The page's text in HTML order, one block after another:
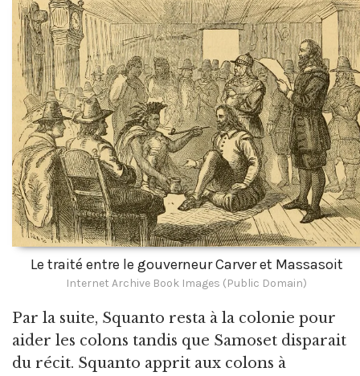
Le traité entre le gouverneur Carver et Massasoit
Internet Archive Book Images (Public Domain)
Par la suite, Squanto resta à la colonie pour
aider les colons tandis que Samoset disparait
du récit. Squanto apprit aux colons à